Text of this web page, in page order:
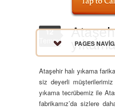
PAGES
12
Temmuz
Ataşehir halı yıkama
siz deyerli müşterilerimiz
yıkama tecrübemiz ile
fabrikamız’da sizlere